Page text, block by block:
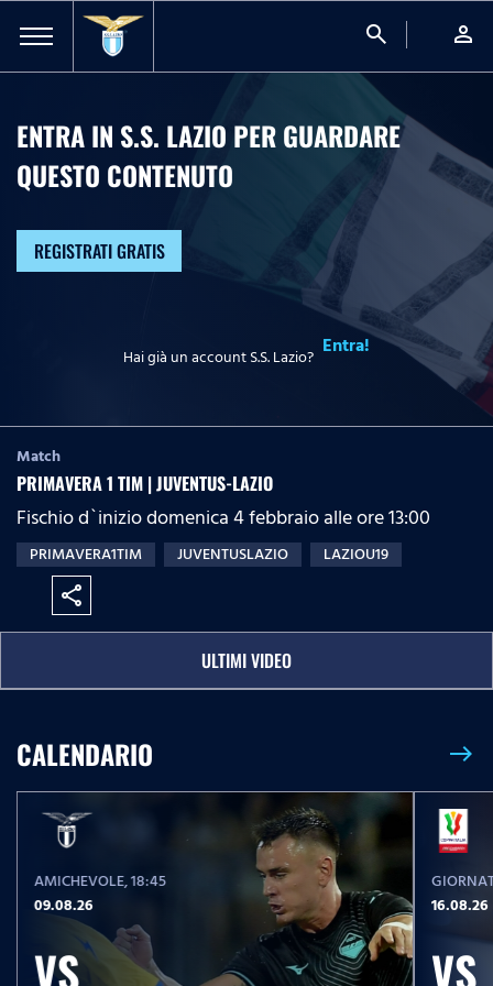
search person
ENTRA IN S.S. LAZIO PER GUARDARE
QUESTO CONTENUTO
REGISTRATI GRATIS
Hai già un account S.S. Lazio? Entra!
Match
PRIMAVERA 1 TIM | JUVENTUS-LAZIO
Fischio d`inizio domenica 4 febbraio alle ore 13:00
PRIMAVERA1TIM JUVENTUSLAZIO LAZIOU19
share
ULTIMI VIDEO
CALENDARIO east
AMICHEVOLE, 18:45
09.08.26
VS
16.08.26
VS